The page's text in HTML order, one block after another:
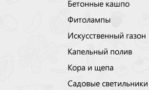
Бетонные кашпо
Фитолампы
Искусственный газон
Капельный полив
Кора и щепа
Садовые светильники